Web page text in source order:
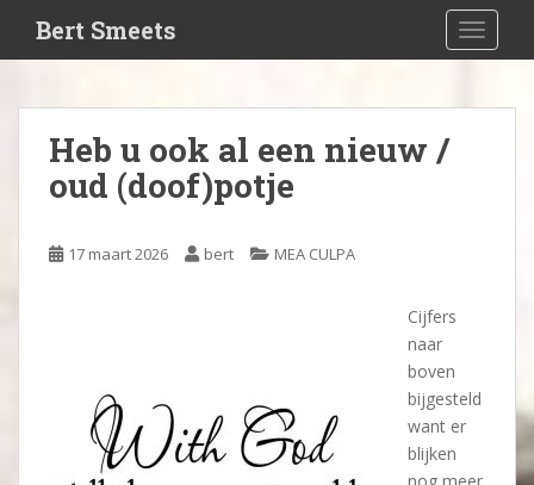
i
Bert Smeets
Heb u ook al een nieuw /
oud (doof)potje
17 maart 2026 bert MEA CULPA
Cijfers
naar
boven
bijgesteld
want er
blijken